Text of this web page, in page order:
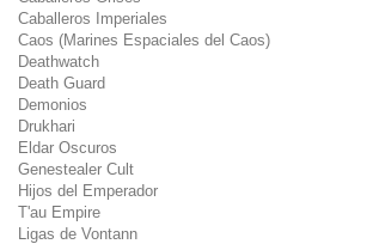
Caballeros Imperiales
Caos (Marines Espaciales del Caos)
Deathwatch
Death Guard
Demonios
Drukhari
Eldar Oscuros
Genestealer Cult
Hijos del Emperador
T'au Empire
Ligas de Vontann